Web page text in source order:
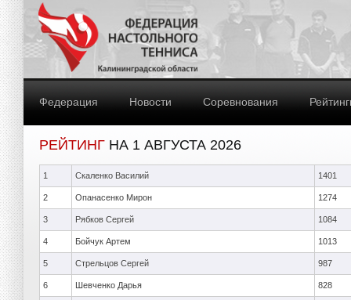
Федерация Новости Соревнования
РЕЙТИНГ НА 1 АВГУСТА 2026
1 Скаленко Василий 1401
2 Опанасенко Мирон 1274
3 Рябков Сергей 1084
4 Бойчук Артем 1013
5 Стрельцов Сергей 987
6 Шевченко Дарья 828